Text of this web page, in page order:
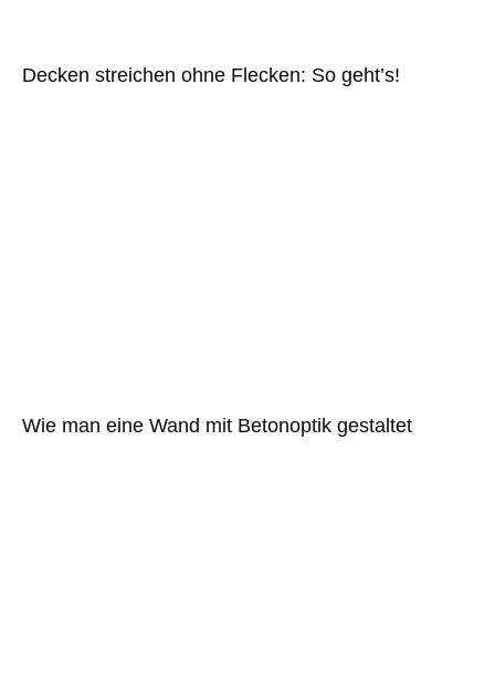
Decken streichen ohne Flecken: So geht’s!
Wie man eine Wand mit Betonoptik gestaltet